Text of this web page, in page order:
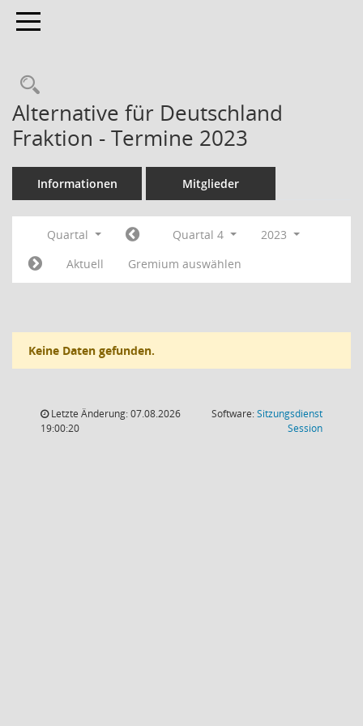
Toggle navigation
Rechercheauswahl
Alternative für Deutschland
Fraktion - Termine 2023
Informationen Mitglieder
Quartal Quartal 4
2023
Aktuell
Gremium auswählen
Keine Daten gefunden.
Letzte Änderung: 07.08.2026
19:00:20
Software:Sitzungsdienst
Session(Wird in